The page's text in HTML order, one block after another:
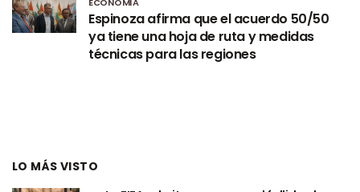
ECONOMÍA
Espinoza afirma que el acuerdo 50/50
ya tiene una hoja de ruta y medidas
técnicas para las regiones
LO MÁS VISTO